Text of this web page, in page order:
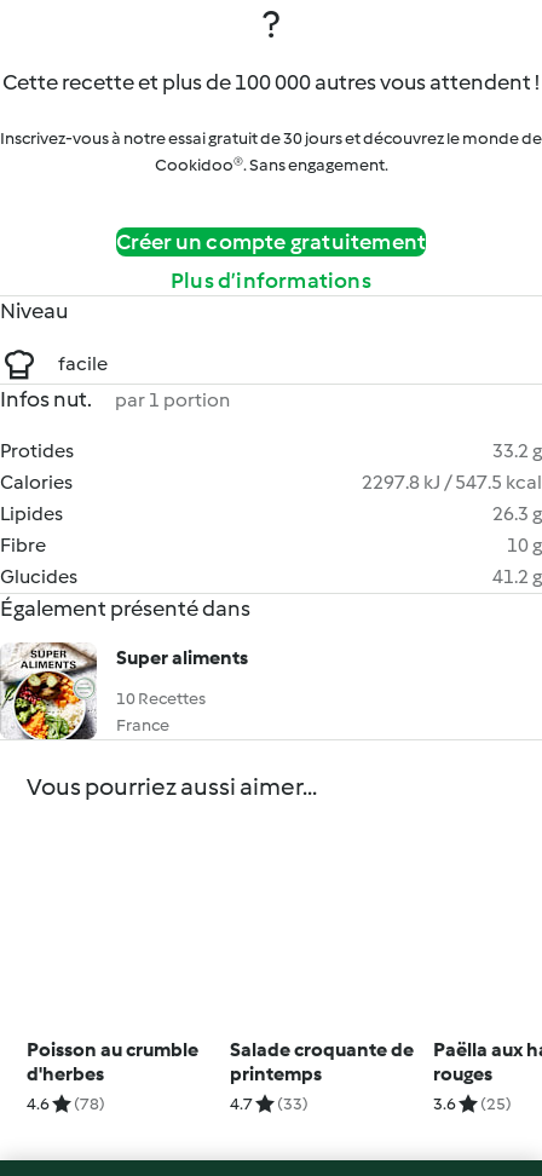
?
Cette recette et plus de 100 000 autres vous attendent !
Inscrivez-vous à notre essai gratuit de 30 jours et découvrez le monde de
Cookidoo®. Sans engagement.
Créer un compte gratuitement
Plus d’informations
Niveau
facile
Infos nut. par 1 portion
Protides
33.2 g
Calories
2297.8 kJ / 547.5 kcal
Lipides
26.3 g
Fibre
10 g
Glucides
41.2 g
Également présenté dans
Super aliments
10 Recettes
France
Vous pourriez aussi aimer...
Poisson au crumble
d'herbes
4.6 (78)
Salade croquante de
printemps
4.7 (33)
Paëlla aux
rouges
3.6 (25)